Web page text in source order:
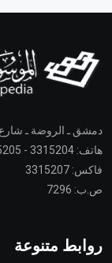
دمشق ـ الروضة ـ شارع
هاتف: 3315204 - 3315205
فاكس: 3315207
ص.ب: 7296
روابط متنوعة